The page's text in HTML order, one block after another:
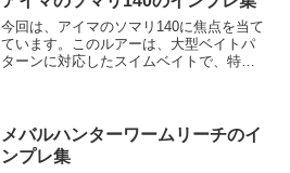
イズなが...
今回は、アイマのソマリ140に焦点を当て
ています。このルアーは、大型ベイトパ
ターンに対応したスイムベイトで、特に
90のサイ...
メバルハンターワームリーチのイ
ンプレ集